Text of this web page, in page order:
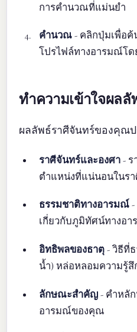
การคำนวณที่แม่นยำ
คำนวณ- คลิกปุ่มเพื่อ
โปรไฟล์ทางอารมณ์โ
ทำความเข้าใจผล
ผลลัพธ์ราศีจันทร์ของคุณป
ราศีจันทร์และองศา-
ตำแหน่งที่แน่นอนในร
ธรรมชาติทางอารมณ์
เกี่ยวกับภูมิทัศน์ทางอ
อิทธิพลของธาตุ- วิธีที่
น้ำ) หล่อหลอมความรู้
ลักษณะสำคัญ- คำหลั
อารมณ์ของคุณ